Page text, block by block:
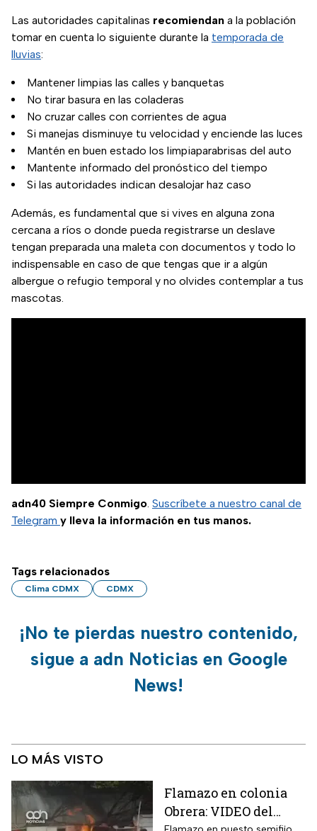
Las autoridades capitalinas recomiendan a la población
tomar en cuenta lo siguiente durante la temporada de
lluvias:
Mantener limpias las calles y banquetas
No tirar basura en las coladeras
No cruzar calles con corrientes de agua
Si manejas disminuye tu velocidad y enciende las luces
Mantén en buen estado los limpiaparabrisas del auto
Mantente informado del pronóstico del tiempo
Si las autoridades indican desalojar haz caso
Además, es fundamental que si vives en alguna zona
cercana a ríos o donde pueda registrarse un deslave
tengan preparada una maleta con documentos y todo lo
indispensable en caso de que tengas que ir a algún
albergue o refugio temporal y no olvides contemplar a tus
mascotas.
adn40 Siempre Conmigo. Suscríbete a nuestro canal de
Telegram y lleva la información en tus manos.
Tags relacionados
Clima CDMX CDMX
¡No te pierdas nuestro contenido,
sigue a adn Noticias en Google
News!
LO MÁS VISTO
Flamazo en colonia
Obrera: VIDEO del